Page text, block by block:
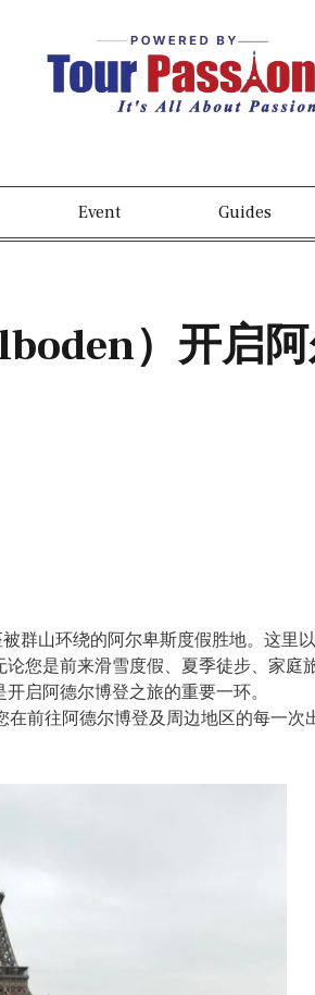
Event Guides
）开启
群山环绕的阿尔卑斯度假胜地。这里
您是前来滑雪度假、夏季徒步、家庭
开启阿德尔博登之旅的重要一环。
在前往阿德尔博登及周边地区的每一次